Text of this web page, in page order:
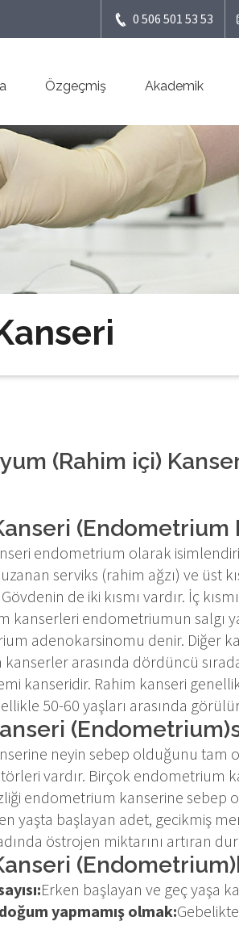
0 506 501 53 53
Özgeçmiş Akademik
(Rahim içi)
endometrium olarak
serviks (rahim ağzı) ve üst
de iki kısmı vardır. İç
kanserleri endometriumun salgı
adenokarsinomu denir. Diğer
arasında dördüncü
kanseridir. Rahim kanseri
50-60 yaşları arasında
neyin sebep olduğunu tam
vardır. Birçok endometrium
endometrium kanserine sebep
yaşta başlayan adet, gecikmiş
östrojen miktarını artıran
Erken başlayan ve geç yaşa
yapmamış olmak: